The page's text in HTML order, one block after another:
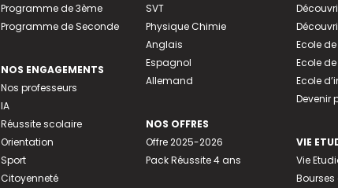
Programme de 3ème
Programme de Seconde
NOS ENGAGEMENTS
Nos professeurs
IA
Réussite scolaire
Orientation
Sport
Citoyenneté
SVT
Physique Chimie
Anglais
Espagnol
Allemand
NOS OFFRES
Offre 2025-2026
Pack Réussite 4 ans
Ecole
Ecole
Ecole
Devenir
VIE
Vie